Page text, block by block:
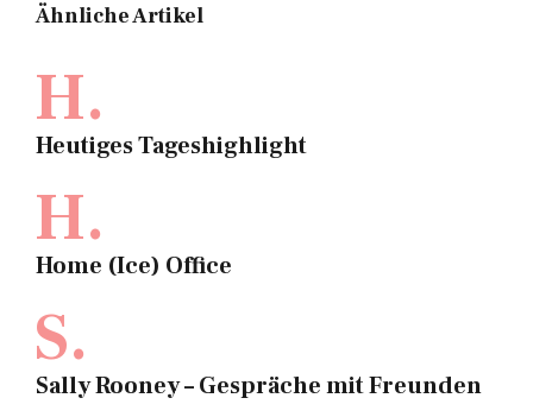
Ähnliche Artikel
H.
Heutiges Tageshighlight
H.
Home (Ice) Office
S.
Sally Rooney – Gespräche mit Freunden